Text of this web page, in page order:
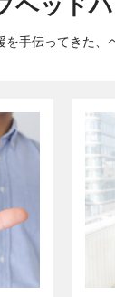
ヘッド
を手伝ってきた、